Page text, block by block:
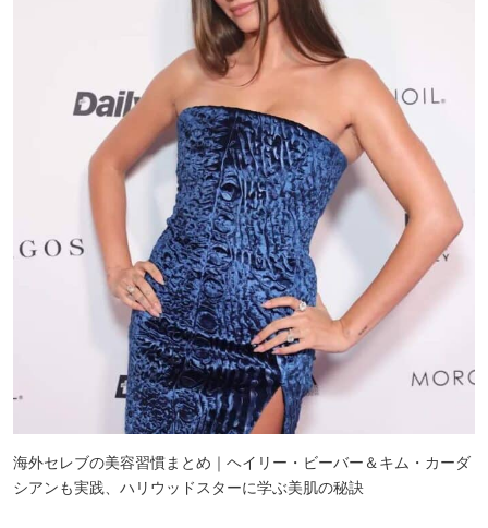
海外セレブの美容習慣まとめ｜ヘイリー・ビーバー＆キム・カーダ
シアンも実践、ハリウッドスターに学ぶ美肌の秘訣